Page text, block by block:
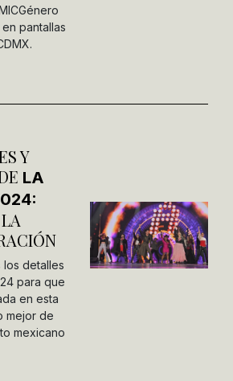
pantallas
Y
LA
los detalles
para que
en esta
mejor de
mexicano